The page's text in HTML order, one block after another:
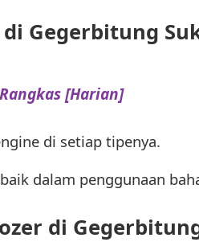
Gegerbitung
[Harian]
di setiap tipenya.
dalam penggunaan
di